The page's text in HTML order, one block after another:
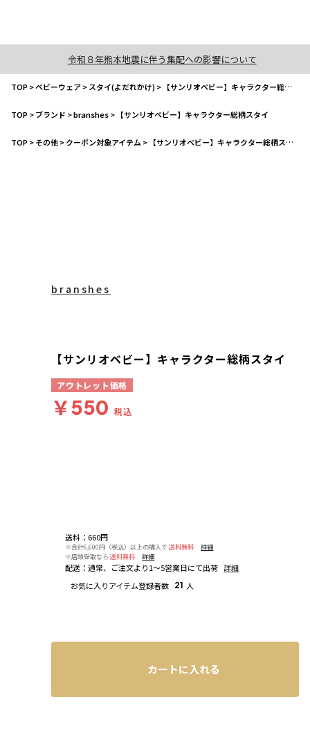
令和８年熊本地震に伴う集配への影響について
TOP>ベビーウェア>スタイ(よだれかけ)> 【サンリオベビー】キャラクター総柄スタイ
TOP>ブランド >branshes> 【サンリオベビー】キャラクター総柄スタイ
TOP>その他>クーポン対象アイテム > 【サンリオベビー】キャラクター総柄スタイ
送料 ： 660円
※合計6,600円（税込）以上の購入で 送料無料
詳細
※店頭受取なら 送料無料 詳細
配送 ：通常、ご注文より1～5営業日にて出荷 詳細
お気に入りアイテム登録者数 21 人
branshes
【サンリオベビー】キャラクター総柄スタイ
アウトレット価格
￥550 税込
カートに入れる